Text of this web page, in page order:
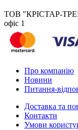
ТОВ "КРІСТАР-
офіс 1
Про компанію
Новини
Питання-
Доставка та
Контакти
Умови